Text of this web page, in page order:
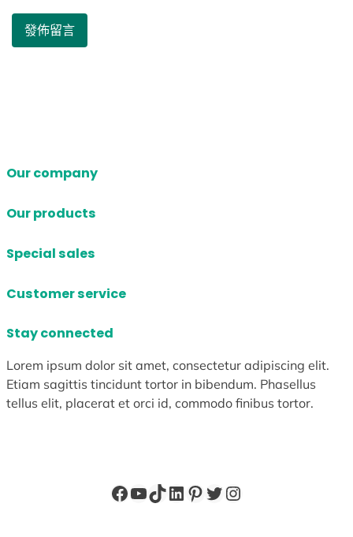
Our company
Our products
Special sales
Customer service
Stay connected
Lorem ipsum dolor sit amet, consectetur adipiscing elit.
Etiam sagittis tincidunt tortor in bibendum. Phasellus
tellus elit, placerat et orci id, commodo finibus tortor.
Facebook
YouTube
TikTok
LinkedIn
Pinterest
X Instagram